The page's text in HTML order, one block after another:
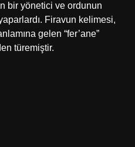
bir yönetici ve ordunun
Firavun kelimesi,
gelen “fer’ane”
türemiştir.